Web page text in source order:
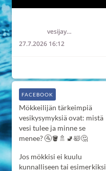
vesijaymparisto
27.7.2026 16:12
Mökkeilijän tärkeimpiä
vesikysymyksiä ovat: mistä
vesi tulee ja minne se
menee? 🚰🪣🚿🚽🛀🤔
Jos mökkisi ei kuulu
kunnalliseen tai esimerkiksi
FACEBOOK